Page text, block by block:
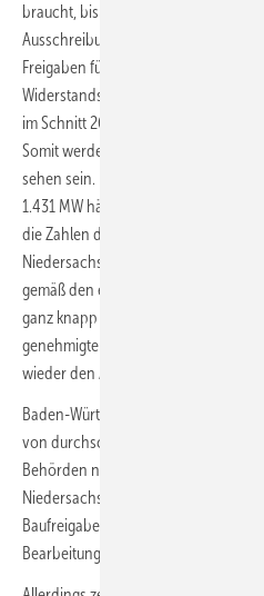
braucht, bis nach der Genehmigung
Ausschreibung erfolgt und vor allem
Freigaben für Transporte oder die
Widerstands erledigt sind und die
im Schnitt 26,9 Monaten hat es noch
Somit werden die heute
sehen sein. Und hier zeigt
1.431 MW hätten im vergangenen
die Zahlen der Landesregierung. Nur
Niedersachsen waren es deutlich
gemäß den etwas abweichenden
ganz knapp mehr genehmigt haben.
genehmigter Anlagen dürften
wieder den Ausbauziele näher
Baden-Württemberg hat schon das
von durchschnittlich 13,2 Monaten
Behörden nur in Bayern bei 8,7
Niedersachsen mit 10,6 Monaten im
Baufreigabe. Nordrhein-Westfalen
Bearbeitungsdauer gleichauf.